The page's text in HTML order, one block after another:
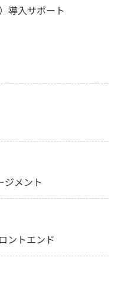
導入サポート
ジメント
ントエンド